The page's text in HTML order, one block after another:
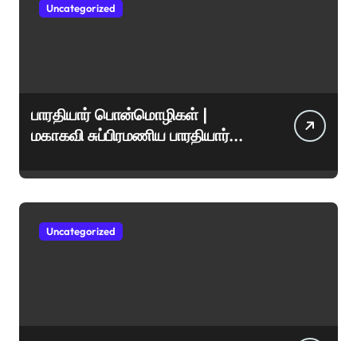
Uncategorized
பாரதியார் பொன்மொழிகள் |
மகாகவி சுப்பிரமணிய பாரதியார்
ஊக்கமளிக்கும் வாசகங்கள்
Uncategorized